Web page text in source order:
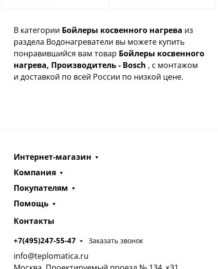
В категории Бойлеры косвенного нагрева из
раздела Водонагреватели вы можете купить
понравившийся вам товар Бойлеры косвенного
нагрева, Производитель - Bosch , с монтажом
и доставкой по всей России по низкой цене.
Интернет-магазин
Компания
Покупателям
Помощь
Контакты
+7(495)247-55-47 Заказать звонок
info@teplomatica.ru